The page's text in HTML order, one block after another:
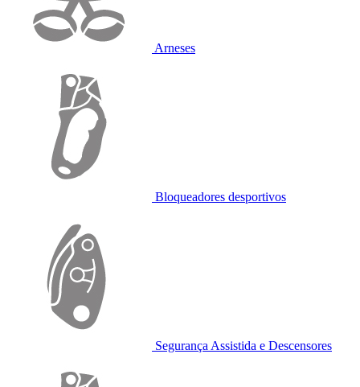
Arneses
Bloqueadores desportivos
Segurança Assistida e Descensores